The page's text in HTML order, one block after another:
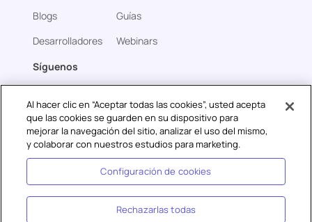
Blogs
Guías
Desarrolladores
Webinars
Síguenos
Contáctanos
sales@gupshup.ai
Seguridad
Cookies
Al hacer clic en “Aceptar todas las cookies”, usted acepta
que las cookies se guarden en su dispositivo para
mejorar la navegación del sitio, analizar el uso del mismo,
y colaborar con nuestros estudios para marketing.
Configuración de cookies
Rechazarlas todas